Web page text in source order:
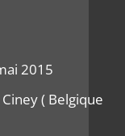
2015
( Belgique